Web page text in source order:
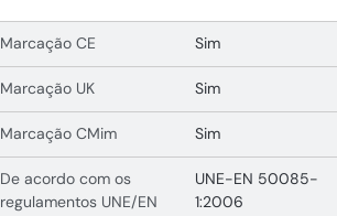
Marcação CE Sim
Marcação UK Sim
Marcação CMim Sim
De acordo com os
regulamentos UNE/EN
UNE-EN 50085-
1:2006